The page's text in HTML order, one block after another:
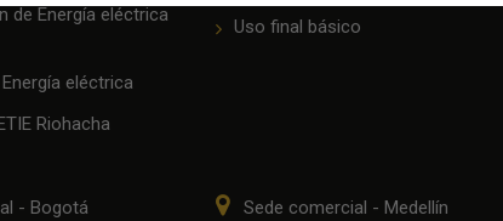
de Energía eléctrica
eléctrica
Riohacha
Uso final básico
- Bogotá
Sede comercial - Medellín